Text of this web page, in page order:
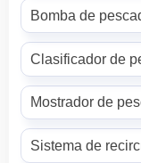
Bomba de
Clasificador de
Mostrador de
Sistema de